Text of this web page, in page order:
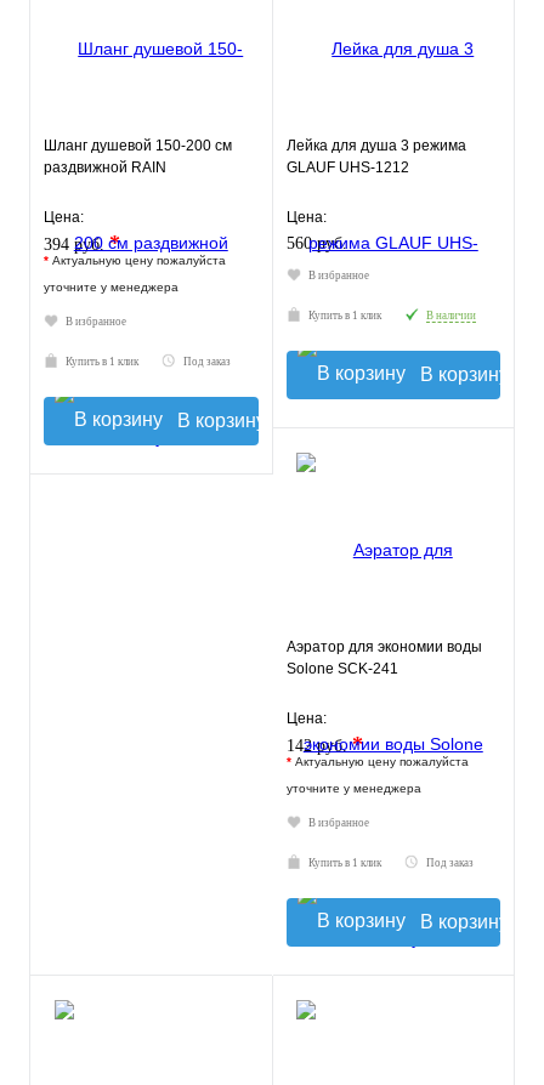
Шланг душевой 150-200 см
раздвижной RAIN
Цена:
394 руб.*
* Актуальную цену пожалуйста
уточните у менеджера
В избранное
Купить в 1 клик Под заказ
В корзину
Лейка для душа 3 режима
GLAUF UHS-1212
Цена:
560 руб.
В избранное
Купить в 1 клик В наличии
В корзину
Аэратор для экономии воды
Solone SCK-241
Цена:
142 руб.*
* Актуальную цену пожалуйста
уточните у менеджера
В избранное
Купить в 1 клик Под заказ
В корзину